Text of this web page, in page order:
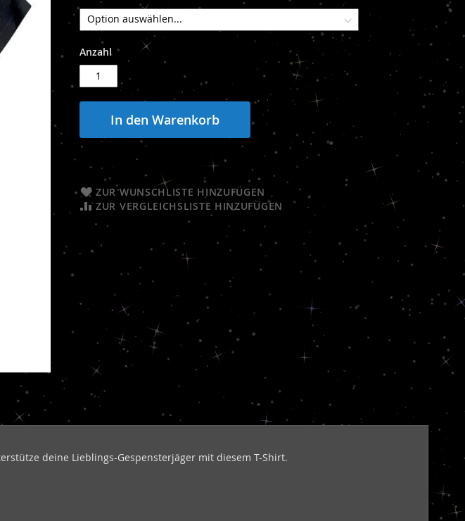
Anzahl
In den Warenkorb
ZUR WUNSCHLISTE HINZUFÜGEN
ZUR VERGLEICHSLISTE HINZUFÜGEN
deine Lieblings-Gespensterjäger mit diesem T-Shirt.